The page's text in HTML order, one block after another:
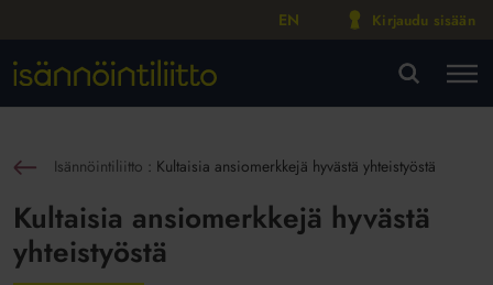
EN Kirjaudu sisään
Isännöintiliitto : Kultaisia ansiomerkkejä hyvästä yhteistyöstä
Kultaisia ansiomerkkejä hyvästä
yhteistyöstä